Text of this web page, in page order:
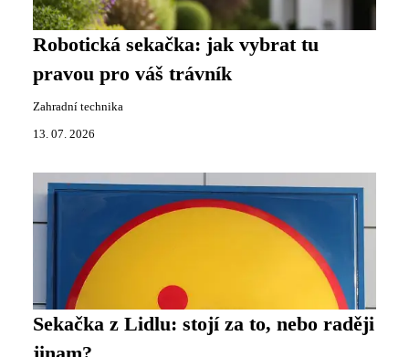
Robotická sekačka: jak vybrat tu
pravou pro váš trávník
Zahradní technika
13. 07. 2026
Sekačka z Lidlu: stojí za to, nebo raději